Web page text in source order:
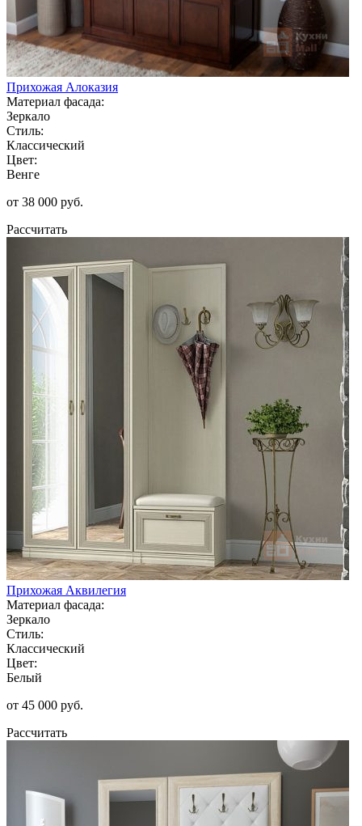
Прихожая Алоказия
Материал фасада:
Зеркало
Стиль:
Классический
Цвет:
Венге
от 38 000 руб.
Рассчитать
Прихожая Аквилегия
Материал фасада:
Зеркало
Стиль:
Классический
Цвет:
Белый
от 45 000 руб.
Рассчитать